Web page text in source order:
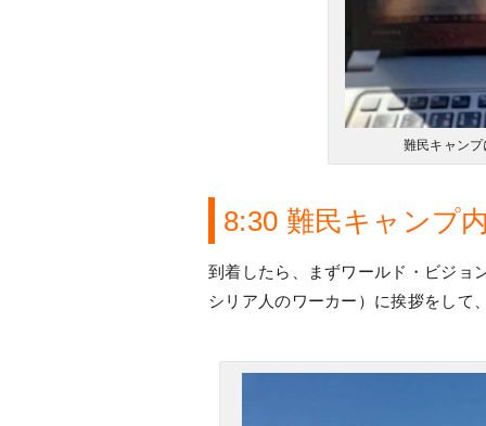
難民キャン
8:30 難民キャンプ
到着したら、まずワールド・ビジョ
シリア人のワーカー）に挨拶をして